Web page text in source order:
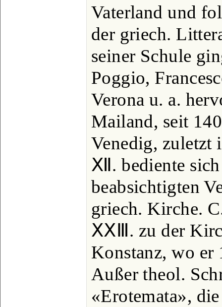
Vaterland und
der griech.
seiner Schule
Poggio,
Verona u. a.
Mailand, seit
Venedig, zuletzt
Ⅻ. bediente sich
beabsichtigten
griech. Kirche.
ⅩⅩⅢ. zu der
Konstanz, wo
Außer theol.
«Erotemata»,